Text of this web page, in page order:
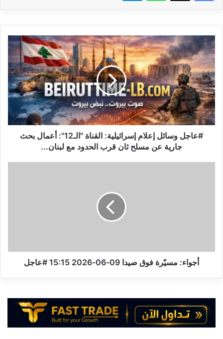
#عاجل
وسائل
إعلام
إسرائيلية:
القناة
"الـ12":
أعمال
بحث
جارية
#عاجل وسائل إعلام إسرائيلية: القناة "الـ12": أعمال بحث
جارية عن مسلح ثان قرب الحدود مع لبنان...
#عاجل
أجواء: مسيّرة فوق صيدا 09-06-2026 15:15 #عاجل